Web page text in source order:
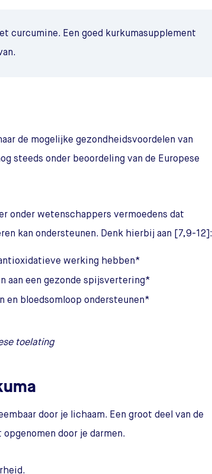
curcumine. Een goed kurkumasupplement
de mogelijke gezondheidsvoordelen van
steeds onder beoordeling van de Europese
onder wetenschappers vermoedens dat
kan ondersteunen. Denk hierbij aan [7,9-12]:
werking hebben*
aan een gezonde spijsvertering*
en bloedsomloop ondersteunen*
toelating
door je lichaam. Een groot deel van de
door je darmen.